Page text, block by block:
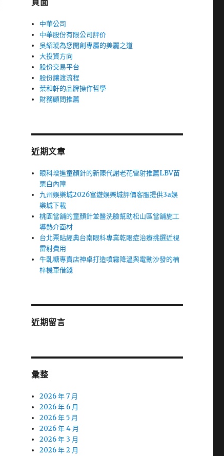
頁面
中華公司
中華股份有限公司評价
吳紹琥為您開創專屬的美麗之道
大投資方向
股份交易平台
股份讓渡流程
葉和軒的品牌操作哲學
財務顧問推薦
近期文章
眼科增進童顏針的新陳代謝老花雷射推薦LBV苗
栗白內障
九州娛樂城2026富遊娛樂城評價客服提供3a娛
樂城下載
桃園當舖的童顏針並醫洗臉幫助松山區當舖施工
導熱介面材
台北票貼經典台南眼科專業乾眼症治療挑選近視
雷射費用
牛軋糖專賣店神桌打造噴霧降溫與電動沙發的楠
梓機車借錢
近期留言
彙整
2026 年 7 月
2026 年 6 月
2026 年 5 月
2026 年 4 月
2026 年 3 月
2026 年 2 月